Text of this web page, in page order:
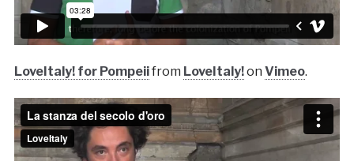
LoveItaly! for Pompeiifrom LoveItaly!on Vimeo.